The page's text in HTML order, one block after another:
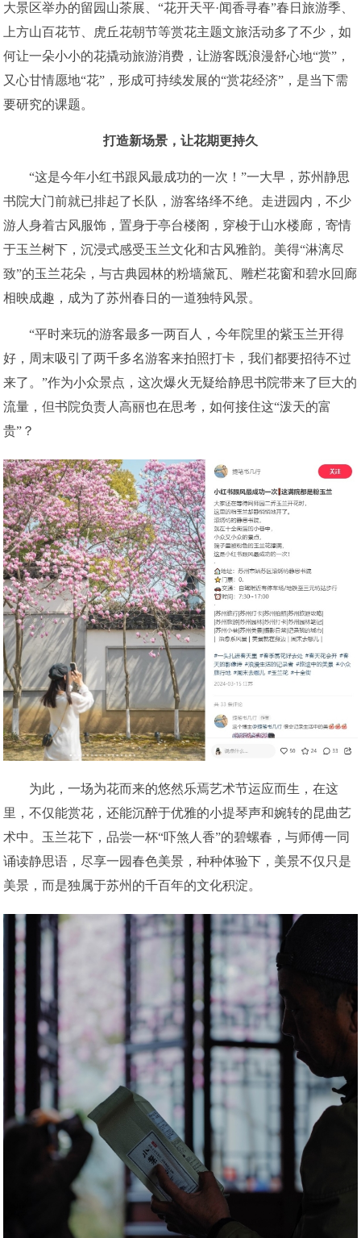
大景区举办的留园山茶展、“花开天平·闻香寻春”春日旅游季、
上方山百花节、虎丘花朝节等赏花主题文旅活动多了不少，如
何让一朵小小的花撬动旅游消费，让游客既浪漫舒心地“赏”，
又心甘情愿地“花”，形成可持续发展的“赏花经济”，是当下需
要研究的课题。
打造新场景，让花期更持久
“这是今年小红书跟风最成功的一次！”一大早，苏州静思
书院大门前就已排起了长队，游客络绎不绝。走进园内，不少
游人身着古风服饰，置身于亭台楼阁，穿梭于山水楼廊，寄情
于玉兰树下，沉浸式感受玉兰文化和古风雅韵。美得“淋漓尽
致”的玉兰花朵，与古典园林的粉墙黛瓦、雕栏花窗和碧水回廊
相映成趣，成为了苏州春日的一道独特风景。
“平时来玩的游客最多一两百人，今年院里的紫玉兰开得
好，周末吸引了两千多名游客来拍照打卡，我们都要招待不过
来了。”作为小众景点，这次爆火无疑给静思书院带来了巨大的
流量，但书院负责人高丽也在思考，如何接住这“泼天的富
贵”？
为此，一场为花而来的悠然乐焉艺术节运应而生，在这
里，不仅能赏花，还能沉醉于优雅的小提琴声和婉转的昆曲艺
术中。玉兰花下，品尝一杯“吓煞人香”的碧螺春，与师傅一同
诵读静思语，尽享一园春色美景，种种体验下，美景不仅只是
美景，而是独属于苏州的千百年的文化积淀。